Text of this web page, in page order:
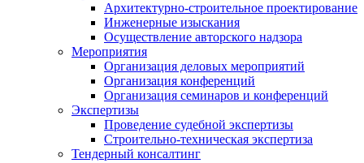
Архитектурно-строительное проектирование
Инженерные изыскания
Осуществление авторского надзора
Мероприятия
Организация деловых мероприятий
Организация конференций
Организация семинаров и конференций
Экспертизы
Проведение судебной экспертизы
Строительно-техническая экспертиза
Тендерный консалтинг